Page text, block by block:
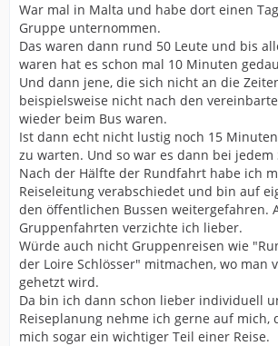
War mal in Malta und habe dort einen
Gruppe unternommen.
Das waren dann rund 50 Leute und bis
waren hat es schon mal 10 Minuten
Und dann jene, die sich nicht an die
beispielsweise nicht nach den
wieder beim Bus waren.
Ist dann echt nicht lustig noch 15
zu warten. Und so war es dann bei jedem
Nach der Hälfte der Rundfahrt habe ich
Reiseleitung verabschiedet und bin auf
den öffentlichen Bussen weitergefahren.
Gruppenfahrten verzichte ich lieber.
Würde auch nicht Gruppenreisen wie
der Loire Schlösser" mitmachen, wo man
gehetzt wird.
Da bin ich dann schon lieber individuell
Reiseplanung nehme ich gerne auf mich,
mich sogar ein wichtiger Teil einer Reise.